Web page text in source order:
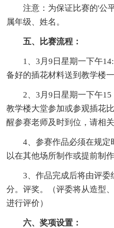
注意：为保证比赛的'公
属年级、姓名。
五、比赛流程：
1、3月9日星期一下午
备好的插花材料送到教学楼
2、3月9日星期一下午
教学楼大堂参加或参观插花
醒参赛老师及时到位，请相
4、参赛作品必须在规
以在其他场所制作或提前制作
3、作品完成后将由评
分。评奖。（评委将从造型
进行评价）
六、奖项设置：